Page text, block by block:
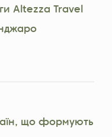
Altezza Travel
що формують